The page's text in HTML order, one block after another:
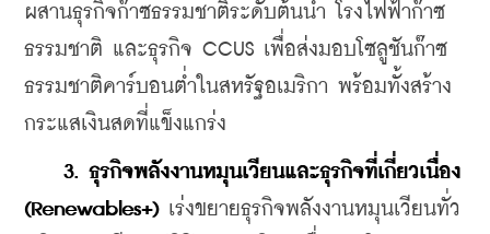
ผสานธุรกิจก๊าซธรรมชาติระดับต้นน้ำ โรงไฟฟ้าก๊าซ
ธรรมชาติ และธุรกิจ CCUS เพื่อส่งมอบโซลูชันก๊าซ
ธรรมชาติคาร์บอนต่ำในสหรัฐอเมริกา พร้อมทั้งสร้าง
กระแสเงินสดที่แข็งแกร่ง
3. ธุรกิจพลังงานหมุนเวียนและธุรกิจที่เกี่ยวเนื่อง
(Renewables+) เร่งขยายธุรกิจพลังงานหมุนเวียนทั่ว